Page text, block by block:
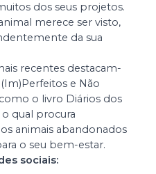
dos seus projetos.
merece ser visto,
da sua
recentes destacam-
e Não
o livro Diários dos
qual procura
animais abandonados
o seu bem-estar.
sociais: